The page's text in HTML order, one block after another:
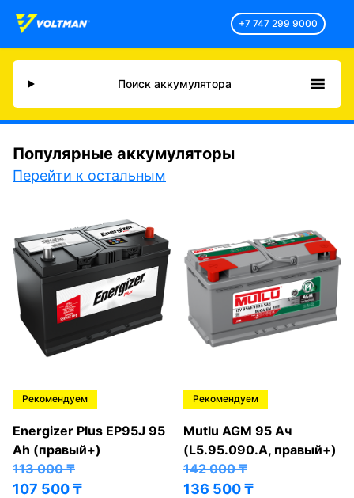
+7 747 299 9000
Поиск аккумулятора
Популярные аккумуляторы
Перейти к остальным
Рекомендуем
Energizer Plus EP95J 95
Ah (правый+)
113 000₸
107 500₸
Рекомендуем
Mutlu AGM 95 Ач
(L5.95.090.A, правый+)
142 000₸
136 500₸